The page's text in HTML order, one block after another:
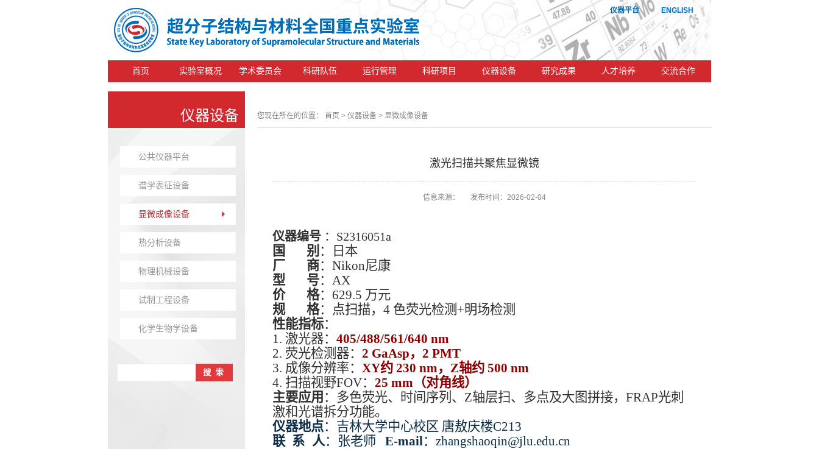
ENGLISH
仪器平台
首页 实验室概况 学术委员会 科研队伍 运行管理 科研项目 仪器设备 研究成果 人才培养 交流合作
仪器设备 您现在所在的位置： 首页 > 仪器设备 > 显微成像设备
公共仪器平台
谱学表征设备
显微成像设备
热分析设备
物理机械设备
试制工程设备
化学生物学设备
激光扫描共聚焦显微镜
信息来源： 发布时间：2026-02-04
仪器编号 ：S2316051a
国 别 ：日本
厂 商：Nikon尼康
型 号：AX
价 格：629.5 万元
规 格：点扫描，4 色荧光检测+明场检测
性能指标：
1. 激光器： 405/488/561/640 nm
2. 荧光检测器： 2 GaAsp，2 PMT
3. 成像分辨率： XY约 230 nm，Z轴约 500 nm
4. 扫描视野FOV： 25 mm（对角线）
主要应用 ：多色荧光、时间序列、Z轴层扫、多点及大图拼接，FRAP光刺
激和光谱拆分功能。
仪器地点：吉林大学中心校区 唐敖庆楼C213
联系 人：张老师 E-mail：zhangshaoqin@jlu.edu.cn